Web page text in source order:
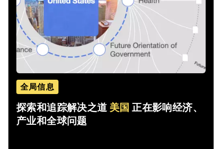
全局信息
探索和追踪解决之道 美国 正在影响经济、
产业和全球问题